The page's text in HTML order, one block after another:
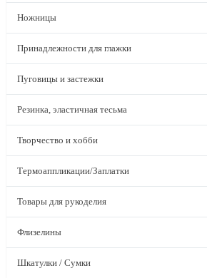
Ножницы
Принадлежности для глажки
Пуговицы и застежки
Резинка, эластичная тесьма
Творчество и хобби
Термоаппликации/Заплатки
Товары для рукоделия
Флизелины
Шкатулки / Сумки